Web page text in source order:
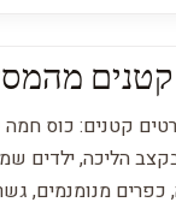
קטנים
קטנים: כוס חמה
הליכה, ילדים
מנומנמים,